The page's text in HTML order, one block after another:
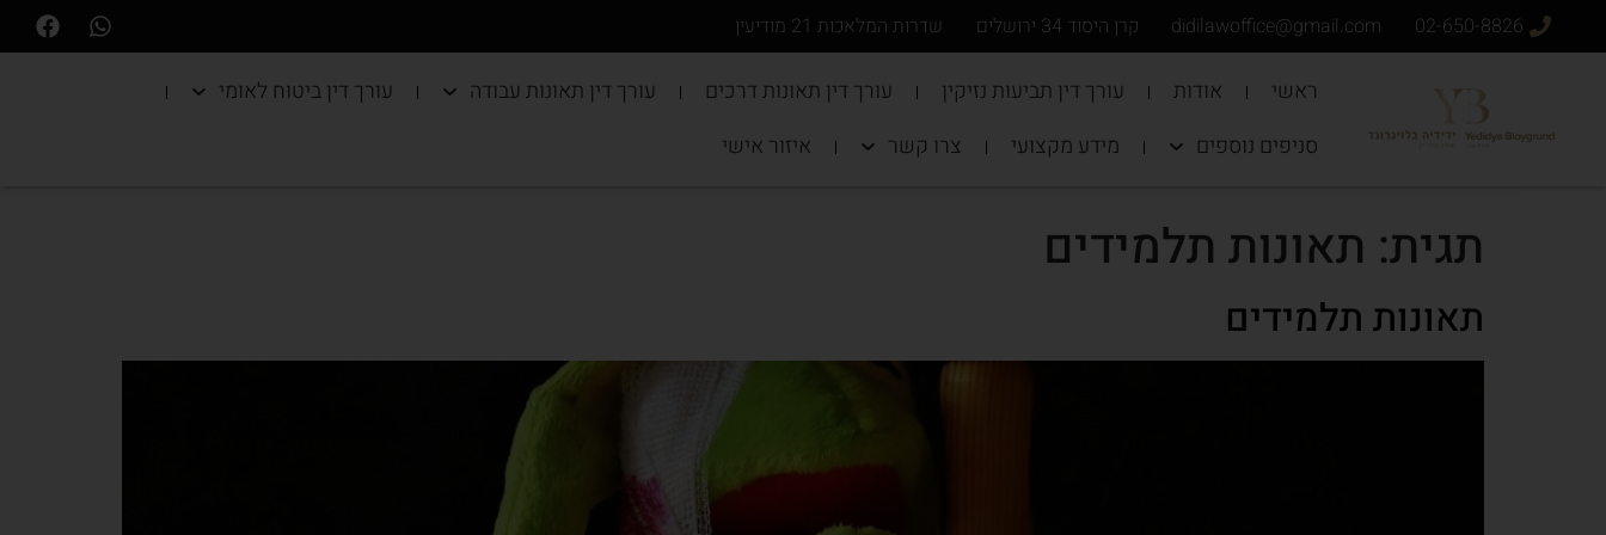
02-650-8826
didilawoffice@gmail.com קרן היסוד 34 ירושלים שדרות המלאכות 21 מודיעין
ראשי אודות עורך דין תביעות נזיקין עורך דין תאונות דרכים עורך דין תאונות עבודה
עורך דין ביטוח לאומי
סניפים נוספים
מידע מקצועי צרו קשר איזור אישי
תגית: תאונות תלמידים
תאונות תלמידים